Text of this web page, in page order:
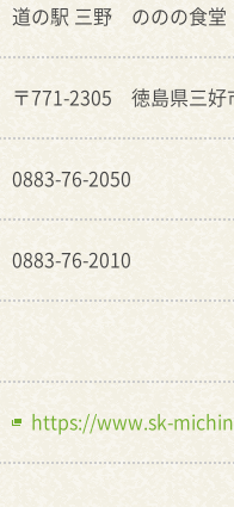
道の駅 三野 ののの食堂
〒771-2305 徳島県三好
0883-76-2050
0883-76-2010
https://www.sk-